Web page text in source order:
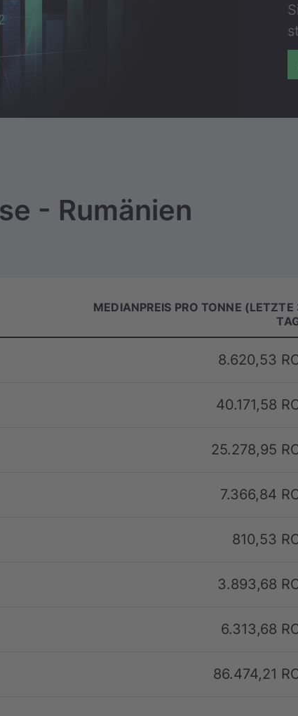
- Rumänien
MEDIANPREIS PRO TONNE (LETZTE
8.620,53
40.171,58
25.278,95
7.366,84
810,53
3.893,68
6.313,68
86.474,21